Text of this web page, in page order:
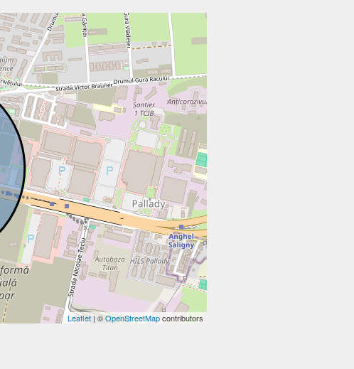
Leaflet| ©OpenStreetMapcontributors